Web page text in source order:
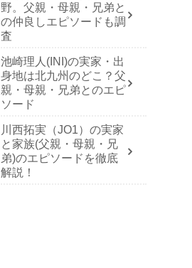
野。父親・母親・兄弟と
の仲良しエピソードも調
査
池崎理人(INI)の実家・出
身地は北九州のどこ？父
親・母親・兄弟とのエピ
ソード
川西拓実（JO1）の実家
と家族(父親・母親・兄
弟)のエピソードを徹底
解説！